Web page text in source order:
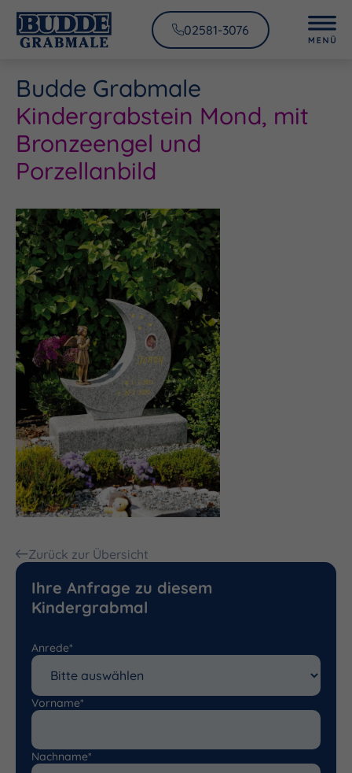
02581-3076
Budde Grabmale
Kindergrabstein Mond, mit
Bronzeengel und
Porzellanbild
Zurück zur Übersicht
Ihre Anfrage zu diesem
Kindergrabmal
Anrede*
Vorname*
Nachname*